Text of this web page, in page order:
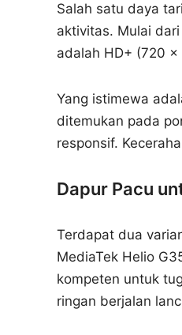
Salah satu daya
aktivitas. Mulai
adalah HD+ (720 x
Yang istimewa
ditemukan pada
responsif.
Dapur Pacu
Terdapat dua
MediaTek Helio
kompeten untuk
ringan berjalan